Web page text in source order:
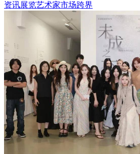
资讯展览艺术家市场跨界